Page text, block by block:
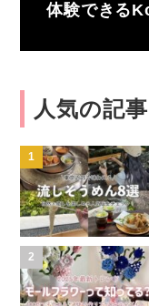
体験できる
人気の記事